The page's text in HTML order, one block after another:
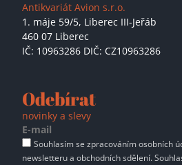
Antikvariát Avion s.r.o.
1. máje 59/5, Liberec III-Jeřáb
460 07 Liberec
IČ: 10963286 DIČ: CZ10963286
Odebírat
novinky a slevy
Souhlasím se zpracováním osobních
newsletteru a obchodních sdělení.